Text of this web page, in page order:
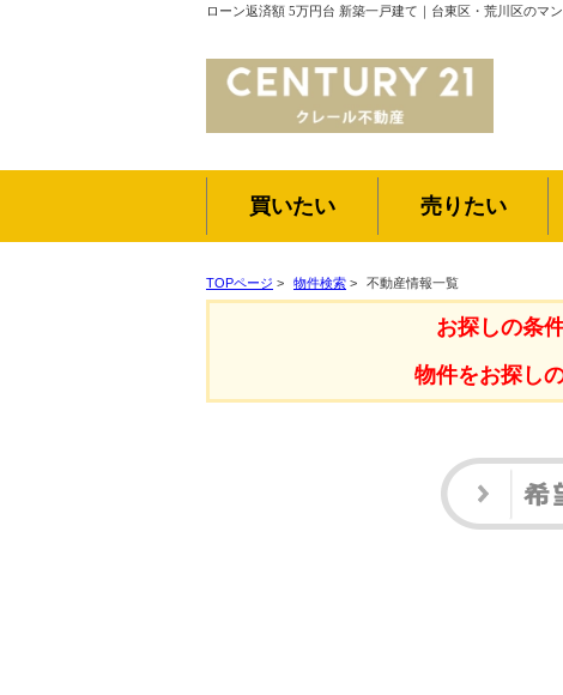
ローン返済額 5万円台 新築一戸建て｜台東区・荒川区のマ
買いたい 売りたい
TOPページ > 物件検索 > 不動産情報一覧
お探しの条
物件をお探し